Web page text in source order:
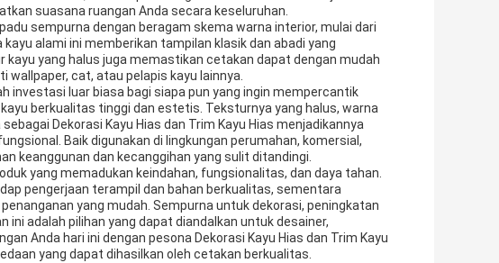
suasana ruangan Anda secara keseluruhan.
sempurna dengan beragam skema warna interior, mulai dari
alami ini memberikan tampilan klasik dan abadi yang
yang halus juga memastikan cetakan dapat dengan mudah
wallpaper, cat, atau pelapis kayu lainnya.
investasi luar biasa bagi siapa pun yang ingin mempercantik
berkualitas tinggi dan estetis. Teksturnya yang halus, warna
Dekorasi Kayu Hias dan Trim Kayu Hias menjadikannya
Baik digunakan di lingkungan perumahan, komersial,
keanggunan dan kecanggihan yang sulit ditandingi.
yang memadukan keindahan, fungsionalitas, dan daya tahan.
pengerjaan terampil dan bahan berkualitas, sementara
yang mudah. Sempurna untuk dekorasi, peningkatan
adalah pilihan yang dapat diandalkan untuk desainer,
Anda hari ini dengan pesona Dekorasi Kayu Hias dan Trim Kayu
yang dapat dihasilkan oleh cetakan berkualitas.